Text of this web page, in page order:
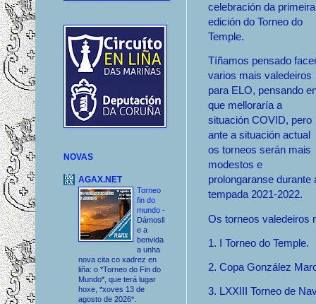
celebración da primeira
edición do Torneo do
Temple.
Tíñamos pensado
varios mais valedeiros
para ELO, pensando
que melloraría a
situación COVID, pero
ante a situación actual
os torneos serán mais
modestos e
prolongaranse durante
tempada 2021-2022.
Os torneos valedeiros
1. I Torneo do Temple.
2. Copa González
3. LXXIII Torneo de
NOVAS
AGAX.NET
Torneo
fin do
mundo -
Dámosll
e a
benvida
a unha
nova cita co xadrez en
liña: o *Torneo do Fin do
Mundo*, que terá lugar
hoxe, *xoves 13 de
agosto de 2026*.